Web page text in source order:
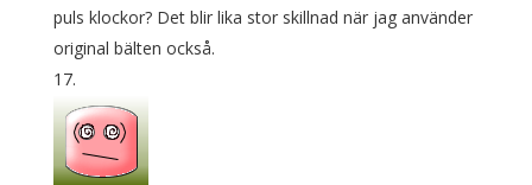
puls klockor? Det blir lika stor skillnad när jag använder
original bälten också.